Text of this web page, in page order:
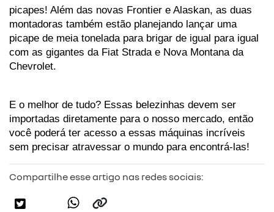
picapes! Além das novas Frontier e Alaskan, as duas
montadoras também estão planejando lançar uma
picape de meia tonelada para brigar de igual para igual
com as gigantes da Fiat Strada e Nova Montana da
Chevrolet.
E o melhor de tudo? Essas belezinhas devem ser
importadas diretamente para o nosso mercado, então
você poderá ter acesso a essas máquinas incríveis
sem precisar atravessar o mundo para encontrá-las!
Compartilhe esse artigo nas redes sociais: